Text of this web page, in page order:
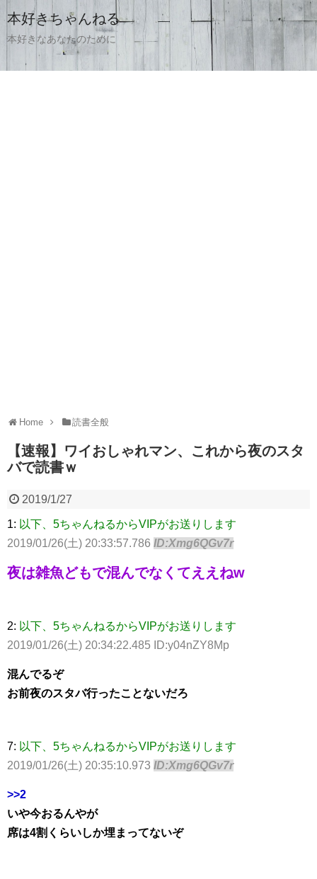
本好きちゃんねる
本好きなあなたのために
Home 読書全般
【速報】ワイおしゃれマン、これから夜のスタ
バで読書ｗ
2019/1/27
1: 以下、5ちゃんねるからVIPがお送りします
2019/01/26(土) 20:33:57.786 ID:Xmg6QGv7r
夜は雑魚どもで混んでなくてええねw
2: 以下、5ちゃんねるからVIPがお送りします
2019/01/26(土) 20:34:22.485 ID:y04nZY8Mp
混んでるぞ
お前夜のスタバ行ったことないだろ
7: 以下、5ちゃんねるからVIPがお送りします
2019/01/26(土) 20:35:10.973 ID:Xmg6QGv7r
>>2
いや今おるんやが
席は4割くらいしか埋まってないぞ